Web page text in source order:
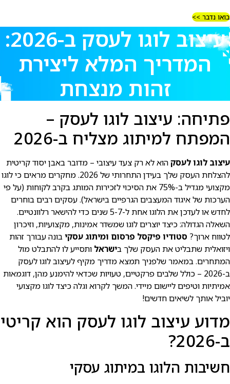
בואו נדבר >>
עיצוב לוגו לעסק ב-2026:
המדריך המלא ליצירת
זהות מנצחת
פתיחה: עיצוב לוגו לעסק –
המפתח למיתוג מצליח ב-2026
עיצוב לוגו לעסקהוא לא רק צעד עיצובי – מדובר באבן יסוד קריטית
להצלחת העסק שלך בעידן התחרותי של 2026. מחקרים מראים כי לוגו
מקצועי מגדיל ב-75% את הסיכוי לזכירות המותג בקרב לקוחות (על פי
הערכות של איגוד המעצבים הגרפיים בישראל). עסקים רבים בוחרים
לחדש או לעדכן את הלוגו אחת ל-5-7 שנים כדי להישאר רלוונטיים.
השאלה הגדולה: כיצד יוצרים לוגו שמשדר אמינות, מקצועיות, וזיכרון
לטווח ארוך? סטודיו פיקסל פרסום ומיתוג עסקיבונה עבורך זהות
ויזואלית שתבליט את העסק שלך בישראל ותסייע לו להתבלט מול
המתחרים. במאמר שלפניך תמצא מדריך מקיף לעיצוב לוגו לעסק
ב-2026 – כולל שלבים פרקטיים, טעויות שכדאי להימנע מהן, דוגמאות
אמיתיות וטיפים ליישום מיידי. המשך לקרוא וגלה כיצד לוגו מקצועי
יוביל אותך לשיאים חדשים!
מדוע עיצוב לוגו לעסק הוא קריטי
ב-2026?
חשיבות הלוגו במיתוג עסקי